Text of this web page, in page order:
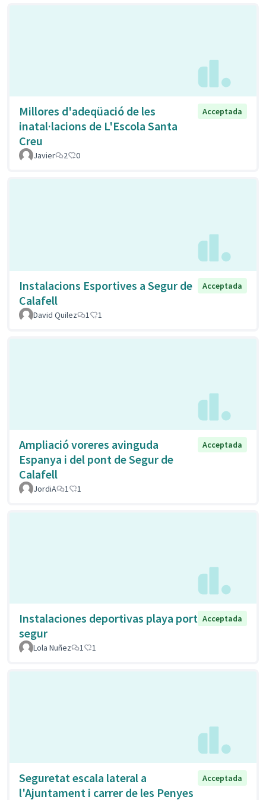
Millores d'adeqüació de les
inatal·lacions de L'Escola Santa
Creu
Acceptada
Javier 2 0
Instalacions Esportives a Segur de
Calafell
Acceptada
David Quilez 1 1
Ampliació voreres avinguda
Espanya i del pont de Segur de
Calafell
Acceptada
JordiA 1 1
Instalaciones deportivas playa port
segur
Acceptada
Lola Nuñez 1 1
Seguretat escala lateral a
l'Ajuntament i carrer de les Penyes
Acceptada